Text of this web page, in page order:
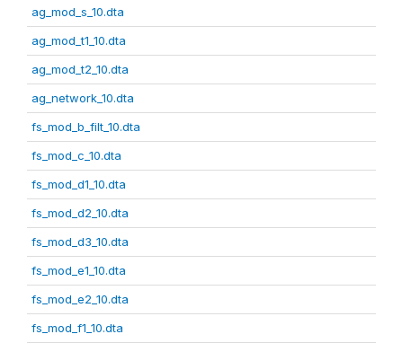
ag_mod_s_10.dta
ag_mod_t1_10.dta
ag_mod_t2_10.dta
ag_network_10.dta
fs_mod_b_filt_10.dta
fs_mod_c_10.dta
fs_mod_d1_10.dta
fs_mod_d2_10.dta
fs_mod_d3_10.dta
fs_mod_e1_10.dta
fs_mod_e2_10.dta
fs_mod_f1_10.dta